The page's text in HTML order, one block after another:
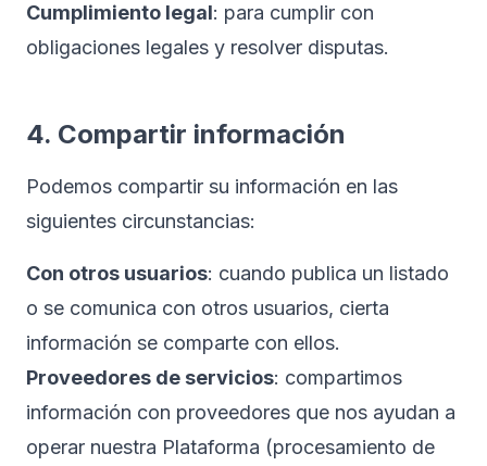
Cumplimiento legal: para cumplir con
obligaciones legales y resolver disputas.
4. Compartir información
Podemos compartir su información en las
siguientes circunstancias:
Con otros usuarios: cuando publica un listado
o se comunica con otros usuarios, cierta
información se comparte con ellos.
Proveedores de servicios: compartimos
información con proveedores que nos ayudan a
operar nuestra Plataforma (procesamiento de